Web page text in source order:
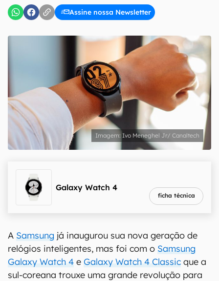
Assine nossa Newsletter
Confirmo que li, aceito e concordo com os
Ivo Meneghel Jr/ Canaltech
Galaxy Watch 4
ficha técnica
A Samsung já inaugurou sua nova geração de
relógios inteligentes, mas foi com o Samsung
Galaxy Watch 4 e Galaxy Watch 4 Classic que a
sul-coreana trouxe uma grande revolução para